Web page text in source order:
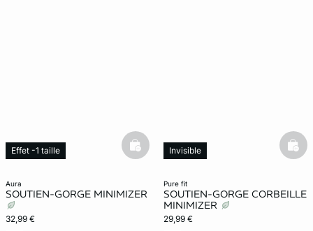
aura
SOUTIEN-GORGE MINIMIZER
32,99 €
Effet -1 taille basketfull
pure fit
SOUTIEN-GORGE CORBEILLE
MINIMIZER
29,99 €
Invisible
Exclu Web